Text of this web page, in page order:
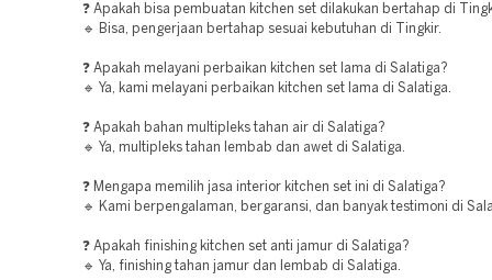
❓ Apakah bisa pembuatan kitchen set dilakukan bertahap di
🔹 Bisa, pengerjaan bertahap sesuai kebutuhan di Tingkir.
❓ Apakah melayani perbaikan kitchen set lama di Salatiga?
🔹 Ya, kami melayani perbaikan kitchen set lama di Salatiga.
❓ Apakah bahan multipleks tahan air di Salatiga?
🔹 Ya, multipleks tahan lembab dan awet di Salatiga.
❓ Mengapa memilih jasa interior kitchen set ini di Salatiga?
🔹 Kami berpengalaman, bergaransi, dan banyak testimoni di
❓ Apakah finishing kitchen set anti jamur di Salatiga?
🔹 Ya, finishing tahan jamur dan lembab di Salatiga.